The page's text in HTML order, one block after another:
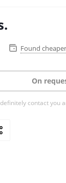
Found
On
contact you